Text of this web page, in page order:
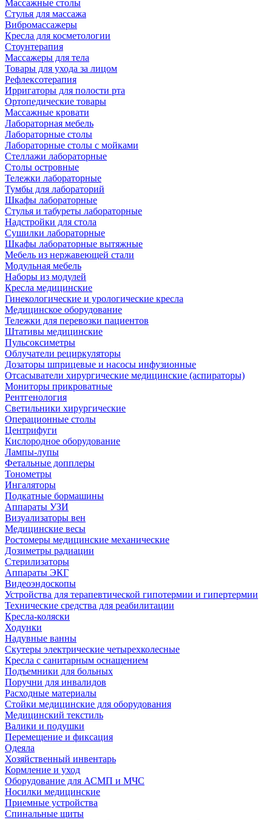
Массажные столы
Стулья для массажа
Вибромассажеры
Кресла для косметологии
Стоунтерапия
Массажеры для тела
Товары для ухода за лицом
Рефлексотерапия
Ирригаторы для полости рта
Ортопедические товары
Массажные кровати
Лабораторная мебель
Лабораторные столы
Лабораторные столы с мойками
Стеллажи лабораторные
Столы островные
Тележки лабораторные
Тумбы для лабораторий
Шкафы лабораторные
Стулья и табуреты лабораторные
Надстройки для стола
Сушилки лабораторные
Шкафы лабораторные вытяжные
Мебель из нержавеющей стали
Модульная мебель
Наборы из модулей
Кресла медицинские
Гинекологические и урологические кресла
Медицинское оборудование
Тележки для перевозки пациентов
Штативы медицинские
Пульсоксиметры
Облучатели рециркуляторы
Дозаторы шприцевые и насосы инфузионные
Отсасыватели хирургические медицинские (аспираторы)
Мониторы прикроватные
Рентгенология
Светильники хирургические
Операционные столы
Центрифуги
Кислородное оборудование
Лампы-лупы
Фетальные допплеры
Тонометры
Ингаляторы
Подкатные бормашины
Аппараты УЗИ
Визуализаторы вен
Медицинские весы
Ростомеры медицинские механические
Дозиметры радиации
Стерилизаторы
Аппараты ЭКГ
Видеоэндоскопы
Устройства для терапевтической гипотермии и гипертермии
Технические средства для реабилитации
Кресла-коляски
Ходунки
Надувные ванны
Скутеры электрические четырехколесные
Кресла с санитарным оснащением
Подъемники для больных
Поручни для инвалидов
Расходные материалы
Стойки медицинские для оборудования
Медицинский текстиль
Валики и подушки
Перемещение и фиксация
Одеяла
Хозяйственный инвентарь
Кормление и уход
Оборудование для АСМП и МЧС
Носилки медицинские
Приемные устройства
Спинальные щиты